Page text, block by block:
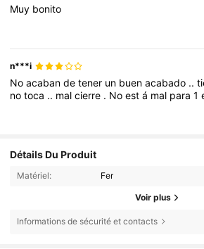
Muy bonito
n***i
Noacabandetener un buenacabado ..
notoca .. malcierre . Noestá mal para1
Détails Du Produit
Matériel: Fer
Voir plus
Informations de sécurité et contacts